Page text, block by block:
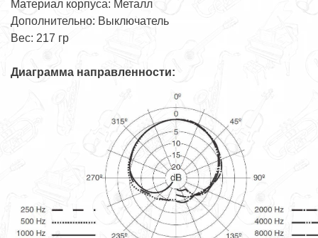
Материал корпуса: Металл
Дополнительно: Выключатель
Вес: 217 гр
Диаграмма направленности: